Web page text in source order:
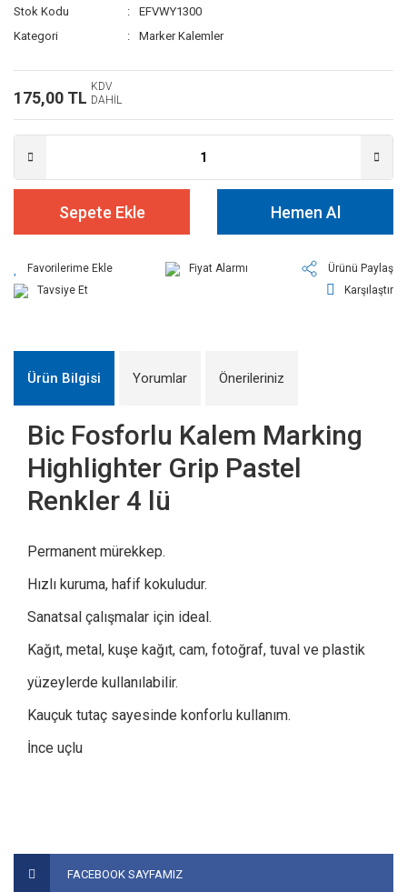
Stok Kodu
EFVWY1300
Kategori
Marker Kalemler
175,00 TL
KDV
DAHİL
Sepete Ekle Hemen Al
Fiyat Alarmı
Ürünü Paylaş
Tavsiye Et
Karşılaştır
Ürün Bilgisi Yorumlar Önerileriniz
Bic Fosforlu Kalem Marking
Highlighter Grip Pastel
Renkler 4 lü
Permanent mürekkep.
Hızlı kuruma, hafif kokuludur.
Sanatsal çalışmalar için ideal.
Kağıt, metal, kuşe kağıt, cam, fotoğraf, tuval ve plastik
yüzeylerde kullanılabilir.
Kauçuk tutaç sayesinde konforlu kullanım.
İnce uçlu
Bu ürüne ilk yorumu siz yapın!
kullanarak tarafımıza iletebilirsiniz.
FACEBOOK SAYFAMIZ